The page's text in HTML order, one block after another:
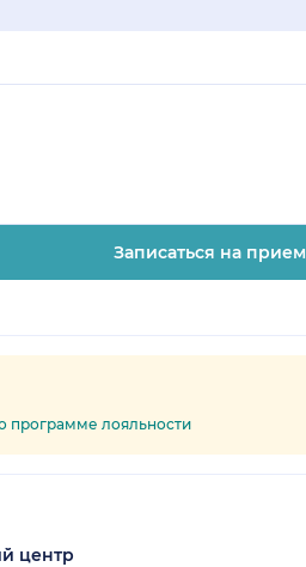
Записаться на прием
программе лояльности
центр